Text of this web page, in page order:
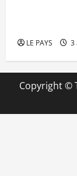
LE PAYS 3
Copyright ©